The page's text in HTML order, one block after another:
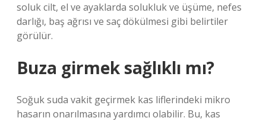
soluk cilt, el ve ayaklarda solukluk ve üşüme, nefes
darlığı, baş ağrısı ve saç dökülmesi gibi belirtiler
görülür.
Buza girmek sağlıklı mı?
Soğuk suda vakit geçirmek kas liflerindeki mikro
hasarın onarılmasına yardımcı olabilir. Bu, kas